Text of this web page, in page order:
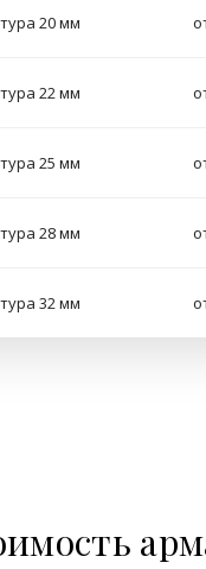
20 мм
22 мм
25 мм
28 мм
32 мм